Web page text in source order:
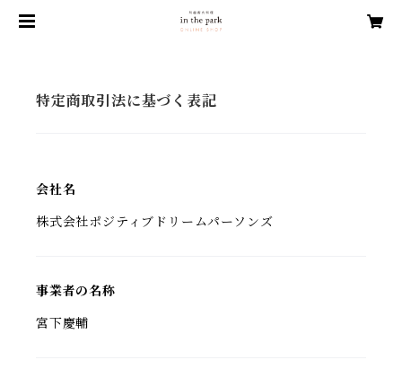
特定商取引法に基づく表記
会社名
株式会社ポジティブドリームパーソンズ
事業者の名称
宮下慶輔